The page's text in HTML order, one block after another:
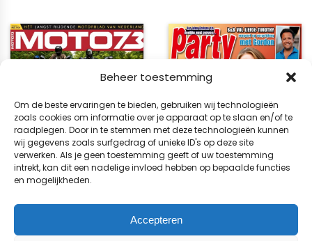
Beheer toestemming
Om de beste ervaringen te bieden, gebruiken wij technologieën
zoals cookies om informatie over je apparaat op te slaan en/of te
raadplegen. Door in te stemmen met deze technologieën kunnen
wij gegevens zoals surfgedrag of unieke ID's op deze site
verwerken. Als je geen toestemming geeft of uw toestemming
intrekt, kan dit een nadelige invloed hebben op bepaalde functies
en mogelijkheden.
Accepteren
35 00